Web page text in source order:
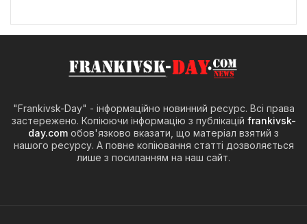
"Frankivsk-Day" - інформаційно новинний ресурс. Всі права
застережено. Копіюючи інформацію з публікацій frankivsk-
day.com обов'язково вказати, що матеріал взятий з
нашого ресурсу. А повне копіювання статті дозволяється
лише з посиланням на наш сайт.